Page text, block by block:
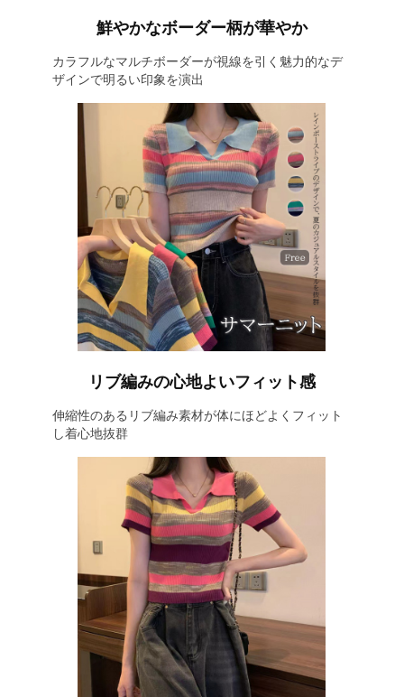
鮮やかなボーダー柄が華やか
カラフルなマルチボーダーが視線を引く魅力的なデ
ザインで明るい印象を演出
リブ編みの心地よいフィット感
伸縮性のあるリブ編み素材が体にほどよくフィット
し着心地抜群